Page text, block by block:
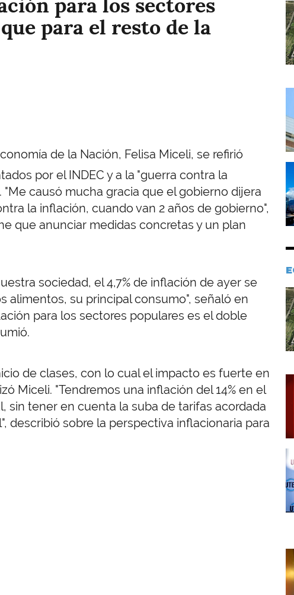
para los sectores
para el resto de la
de la Nación, Felisa Miceli, se refirió
por el INDEC y a la "guerra contra la
causó mucha gracia que el gobierno dijera
la inflación, cuando van 2 años de gobierno",
que anunciar medidas concretas y un plan
sociedad, el 4,7% de inflación de ayer se
alimentos, su principal consumo", señaló en
para los sectores populares es el doble
de clases, con lo cual el impacto es fuerte en
Miceli. "Tendremos una inflación del 14% en el
sin tener en cuenta la suba de tarifas acordada
describió sobre la perspectiva inflacionaria para